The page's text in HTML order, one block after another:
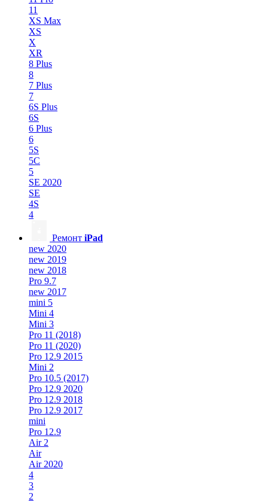
11
XS Max
XS
X
XR
8 Plus
8
7 Plus
7
6S Plus
6S
6 Plus
6
5S
5C
5
SE 2020
SE
4S
4
Ремонт iPad
new 2020
new 2019
new 2018
Pro 9.7
new 2017
mini 5
Mini 4
Mini 3
Pro 11 (2018)
Pro 11 (2020)
Pro 12.9 2015
Mini 2
Pro 10.5 (2017)
Pro 12.9 2020
Pro 12.9 2018
Pro 12.9 2017
mini
Pro 12.9
Air 2
Air
Air 2020
4
3
2